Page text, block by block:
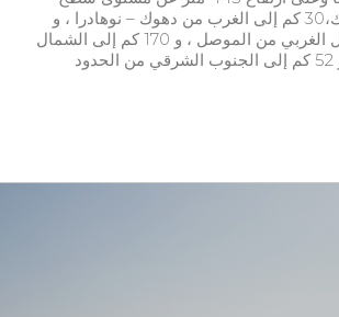
البحر في هاوريسك،30 كم إلى الغرب من دهوك – نوهادرا ، و
90 كم إلى الشمال الغربي من الموصل ، و 170 كم إلى الشمال
الغربي من أربيل و 52 كم إلى الجنوب الشرقي من الحدود